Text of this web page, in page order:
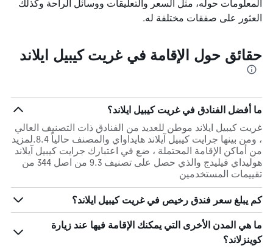
المعلومات حوله، مثل السعر والتعليقات ووسائل الراحة وكذلك
العثور على صفقات مختلفة له.
حقائق حول الإقامة في غريت كيبيل ايلاند
ما أفضل الفنادق في غريت كيبيل ايلاند؟
غريت كيبيل ايلاند موطن للعديد من الفنادق ذات التصنيف العالي
، ومن بينها جرايت كيبيل آيلاند هايداواي والمصنف حالياً 8.4.لمزيد
من أماكن الإقامة المحتملة ، ضع في اعتبارك جرايت كيبيل آيلاند
هوليداي فيليدج والذي حصل على تصنيف 9.3 من اصل 344 من
تقييمات المستخدمين
كم يبلغ سعر فندق رخيص في غريت كيبيل ايلاند؟
ما هي المدن الأخرى التي يمكنك الإقامة فيها عند زيارة
كوينزلاند؟